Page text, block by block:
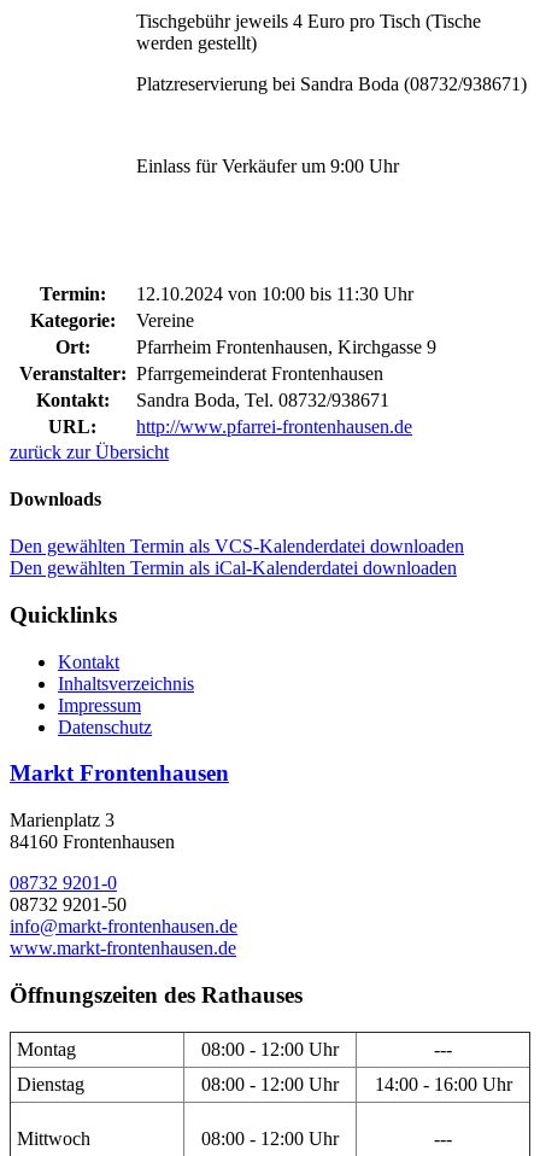
Tischgebühr jeweils 4 Euro pro Tisch (Tische
werden gestellt)
Platzreservierung bei Sandra Boda (08732/938671)
Einlass für Verkäufer um 9:00 Uhr
Termin: 12.10.2024 von 10:00 bis 11:30 Uhr
Kategorie:
Vereine
Ort:
Pfarrheim Frontenhausen, Kirchgasse 9
Veranstalter: Pfarrgemeinderat Frontenhausen
Kontakt:
Sandra Boda, Tel. 08732/938671
URL:
http://www.pfarrei-frontenhausen.de
zurück zur Übersicht
Downloads
Den gewählten Termin als VCS-Kalenderdatei downloaden
Den gewählten Termin als iCal-Kalenderdatei downloaden
Quicklinks
Kontakt
Inhaltsverzeichnis
Impressum
Datenschutz
Markt Frontenhausen
Marienplatz 3
84160 Frontenhausen
08732 9201-0
08732 9201-50
info@markt-frontenhausen.de
www.markt-frontenhausen.de
Öffnungszeiten des Rathauses
Montag 08:00 - 12:00 Uhr
---
Dienstag
08:00 - 12:00 Uhr 14:00 - 16:00 Uhr
Mittwoch 08:00 - 12:00 Uhr ---